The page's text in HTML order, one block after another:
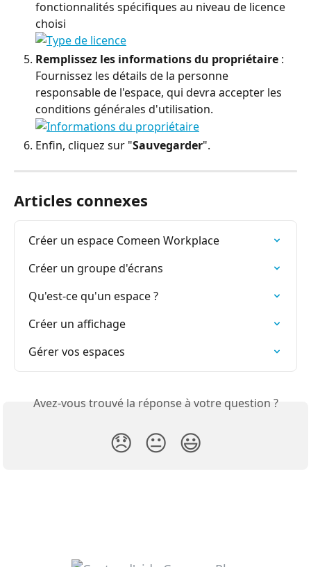
fonctionnalités spécifiques au niveau de licence
choisi
Remplissez les informations du propriétaire :
Fournissez les détails de la personne
responsable de l'espace, qui devra accepter les
conditions générales d'utilisation.
Enfin, cliquez sur "Sauvegarder".
Articles connexes
Créer un espace Comeen Workplace
Créer un groupe d'écrans
Qu'est-ce qu'un espace ?
Créer un affichage
Gérer vos espaces
Avez-vous trouvé la réponse à votre question ?
😞 😐 😃